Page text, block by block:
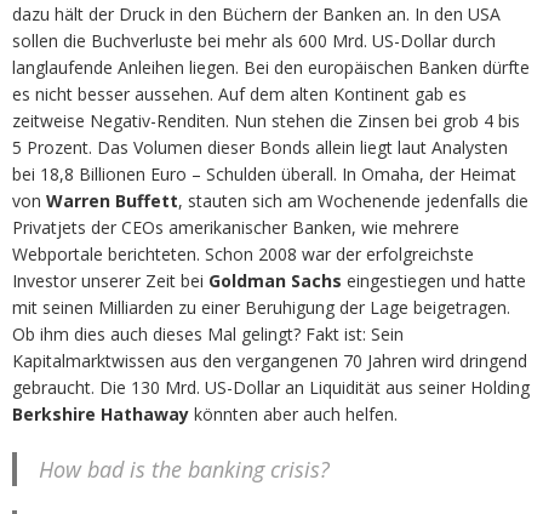
dazu hält der Druck in den Büchern der Banken an. In den USA
sollen die Buchverluste bei mehr als 600 Mrd. US-Dollar durch
langlaufende Anleihen liegen. Bei den europäischen Banken dürfte
es nicht besser aussehen. Auf dem alten Kontinent gab es
zeitweise Negativ-Renditen. Nun stehen die Zinsen bei grob 4 bis
5 Prozent. Das Volumen dieser Bonds allein liegt laut Analysten
bei 18,8 Billionen Euro – Schulden überall. In Omaha, der Heimat
von Warren Buffett, stauten sich am Wochenende jedenfalls die
Privatjets der CEOs amerikanischer Banken, wie mehrere
Webportale berichteten. Schon 2008 war der erfolgreichste
Investor unserer Zeit bei Goldman Sachs eingestiegen und hatte
mit seinen Milliarden zu einer Beruhigung der Lage beigetragen.
Ob ihm dies auch dieses Mal gelingt? Fakt ist: Sein
Kapitalmarktwissen aus den vergangenen 70 Jahren wird dringend
gebraucht. Die 130 Mrd. US-Dollar an Liquidität aus seiner Holding
Berkshire Hathaway könnten aber auch helfen.
How bad is the banking crisis?